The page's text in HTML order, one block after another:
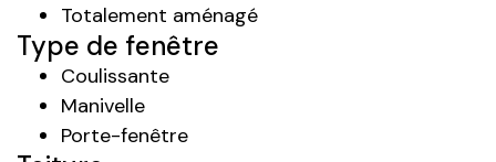
Totalement aménagé
Type de fenêtre
Coulissante
Manivelle
Porte-fenêtre